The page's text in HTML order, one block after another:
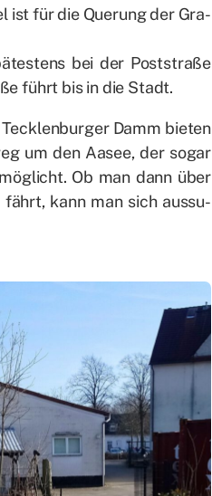
ist für die Que­rung der Gra­
bei der Post­stra­ße
führt bis in die Stadt.
Damm bie­ten
um den Aa­see, der so­gar
Ob man dann über
kann man sich aus­su­